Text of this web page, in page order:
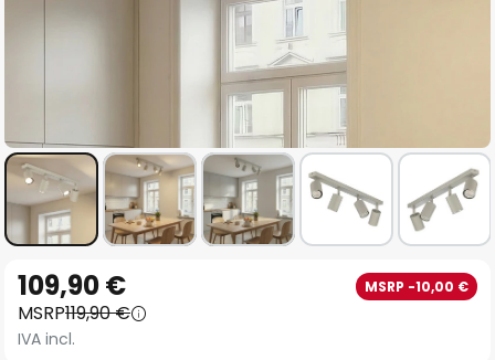
all'inizio
della
galleria
109,90 € MSRP -10,00 €
MSRP119,90 €
IVA incl.